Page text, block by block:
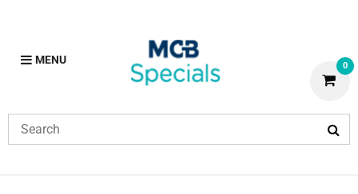
MENU 0